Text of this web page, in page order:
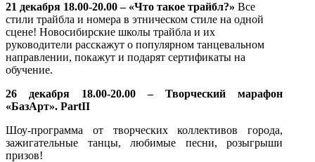
21 декабря 18.00-20.00 – «Что такое трайбл?» Все
стили трайбла и номера в этническом стиле на одной
сцене! Новосибирские школы трайбла и их
руководители расскажут о популярном танцевальном
направлении, покажут и подарят сертификаты на
обучение.
26 декабря 18.00-20.00 – Творческий марафон
«БазАрт». PartII
Шоу-программа от творческих коллективов города,
зажигательные танцы, любимые песни, розыгрыши
призов!